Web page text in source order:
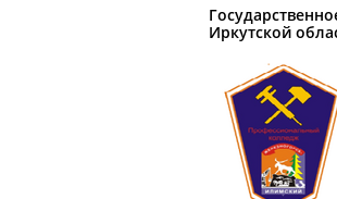
Иркутской